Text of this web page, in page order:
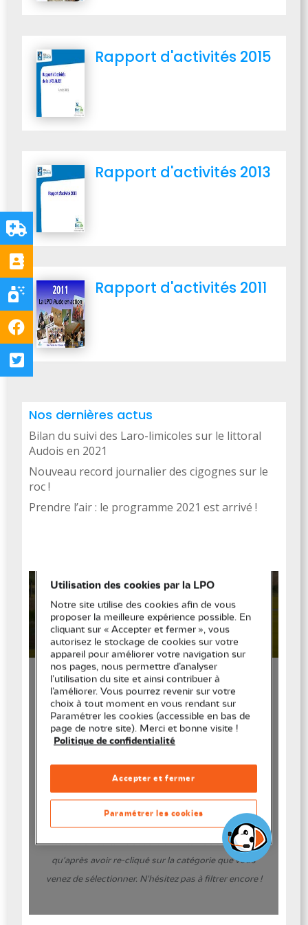
Rapport d'activités 2015
Rapport d'activités 2013
Rapport d'activités 2011
Nos dernières actus
Bilan du suivi des Laro-limicoles sur le littoral
Audois en 2021
Nouveau record journalier des cigognes sur le
roc !
Prendre l’air : le programme 2021 est arrivé !